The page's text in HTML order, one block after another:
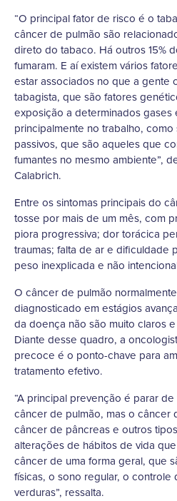
“O principal fator de risco é o
câncer de pulmão são
direto do tabaco. Há outros 15%
fumaram. E aí existem vários
estar associados no que a gente
tabagista, que são fatores
exposição a determinados gases
principalmente no trabalho, como
passivos, que são aqueles que
fumantes no mesmo ambiente”,
Calabrich.
Entre os sintomas principais do
tosse por mais de um mês, com
piora progressiva; dor torácica
traumas; falta de ar e dificuldade
peso inexplicada e não
O câncer de pulmão
diagnosticado em estágios
da doença não são muito claros
Diante desse quadro, a
precoce é o ponto-chave para
tratamento efetivo.
“A principal prevenção é parar
câncer de pulmão, mas o
câncer de pâncreas e outros
alterações de hábitos de vida
câncer de uma forma geral, que
físicas, o sono regular, o
verduras”, ressalta.